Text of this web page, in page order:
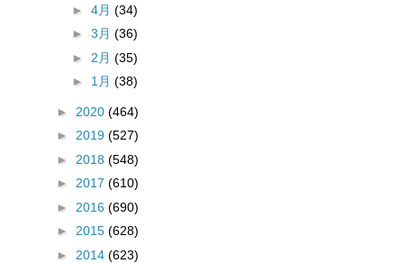
► 4月 (34)
► 3月 (36)
► 2月 (35)
► 1月 (38)
► 2020 (464)
► 2019 (527)
► 2018 (548)
► 2017 (610)
► 2016 (690)
► 2015 (628)
► 2014 (623)